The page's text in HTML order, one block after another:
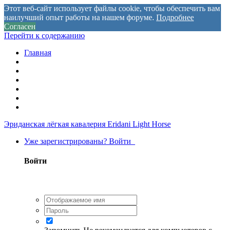
Этот веб-сайт использует файлы cookie, чтобы обеспечить вам
наилучший опыт работы на нашем форуме. Подробнее
Согласен
Перейти к содержанию
Главная
Эриданская лёгкая кавалерия Eridani Light Horse
Уже зарегистрированы? Войти
Войти